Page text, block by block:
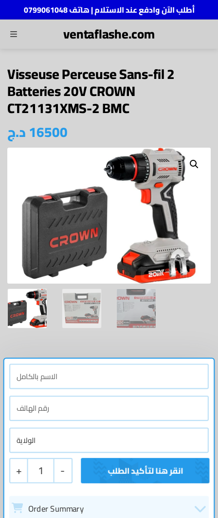
أطلب الآن وادفع عند الاستلام | هاتف 0799061048
MENU ventaflashe.com
Visseuse Perceuse Sans-fil 2
Batteries 20V CROWN
CT21131XMS-2 BMC
16500د.ج
+ 1 -
Order Summary